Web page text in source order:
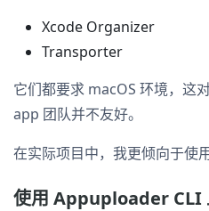
Xcode Organizer
Transporter
它们都要求 macOS 环境，这
app 团队并不友好。
在实际项目中，我更倾向于使用
使用 Appuploader CLI